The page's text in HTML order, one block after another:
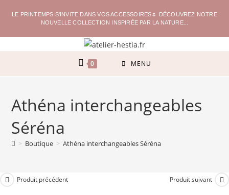
LE PRINTEMPS S'INVITE DANS VOS ACCESSOIRES🌷 DÉCOUVREZ NOTRE
NOUVELLE COLLECTION INSPIRÉE PAR LA NATURE...
0 MENU
Athéna interchangeables
Séréna
> Boutique > Athéna interchangeables Séréna
Produit précédent Produit suivant